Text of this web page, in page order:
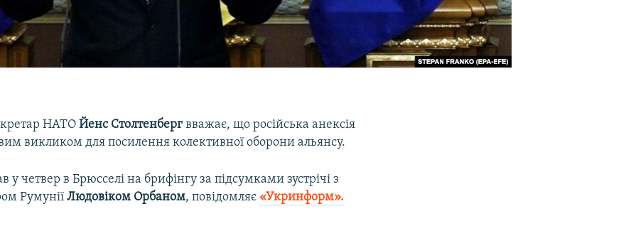
НАТОЙенс Столтенбергвважає, що російська анексія
викликом для посилення колективної оборони альянсу.
у четвер в Брюсселі на брифінгу за підсумками зустрічі з
РумуніїЛюдовіком Орбаном, повідомляє «Укринформ».